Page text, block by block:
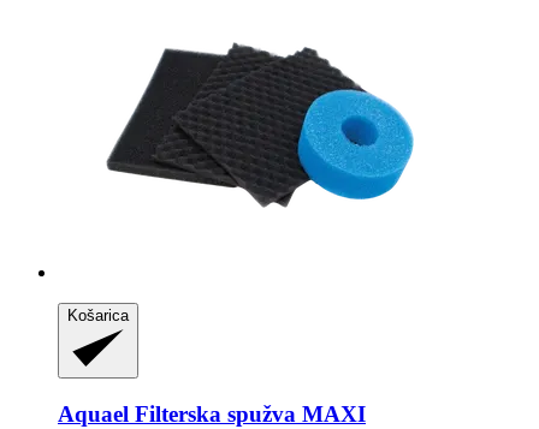
Košarica
Aquael Filterska spužva MAXI